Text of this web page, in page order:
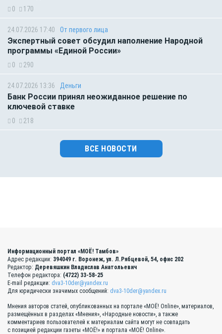
0 170
24.07.2026 17:40 От первого лица
Экспертный совет обсудил наполнение Народной
программы «Единой России»
0 290
24.07.2026 13:36 Деньги
Банк России принял неожиданное решение по
ключевой ставке
0 218
ВСЕ НОВОСТИ
Информационный портал «МОЁ! Тамбов»
Адрес редакции: 394049 г. Воронеж, ул. Л.Рябцевой, 54, офис 202
Редактор: Деревяшкин Владислав Анатольевич
Телефон редактора: (4722) 33-58-25
E-mail редакции: dva3-10der@yandex.ru
Для юридически значимых сообщений: dva3-10der@yandex.ru
Мнения авторов статей, опубликованных на портале «МОЁ! Online», материалов,
размещённых в разделах «Мнения», «Народные новости», а также
комментариев пользователей к материалам сайта могут не совпадать
с позицией редакции газеты «МОЁ!» и портала «МОЁ! Online».